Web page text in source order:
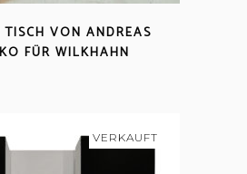
VON ANDREAS S
FÜR WILKHAHN
VERKAUFT